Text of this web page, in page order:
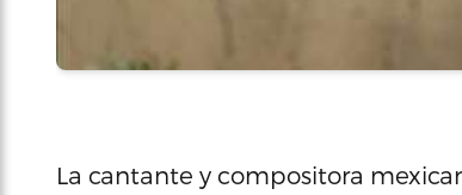
La cantante y compositora